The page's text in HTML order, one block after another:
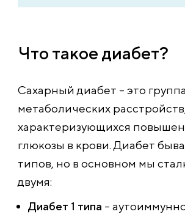
Что такое диабет?
Сахарный диабет – это группа
метаболических
характеризующихся
глюкозы в крови. Диабет
типов, но в основном мы
двумя:
Диабет 1 типа –